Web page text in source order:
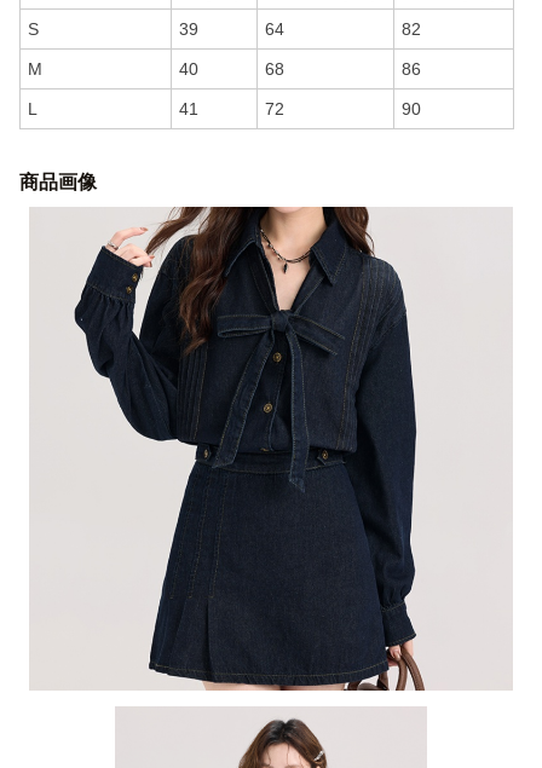
S 39 64 82
M 40 68 86
L 41 72 90
商品画像